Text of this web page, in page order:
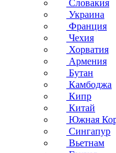
Словакия
Украина
Франция
Чехия
Хорватия
Армения
Бутан
Камбоджа
Кипр
Китай
Южная
Сингапур
Вьетнам